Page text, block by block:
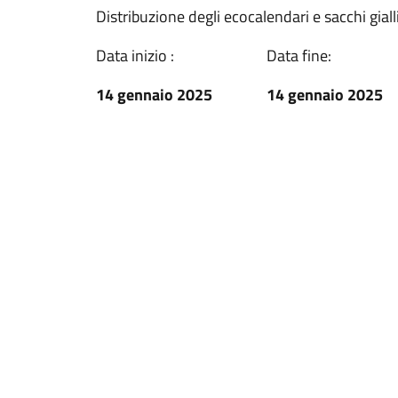
Distribuzione degli ecocalendari e sacchi
Data inizio :
14 gennaio 2025
Data fine:
14 gennaio 2025